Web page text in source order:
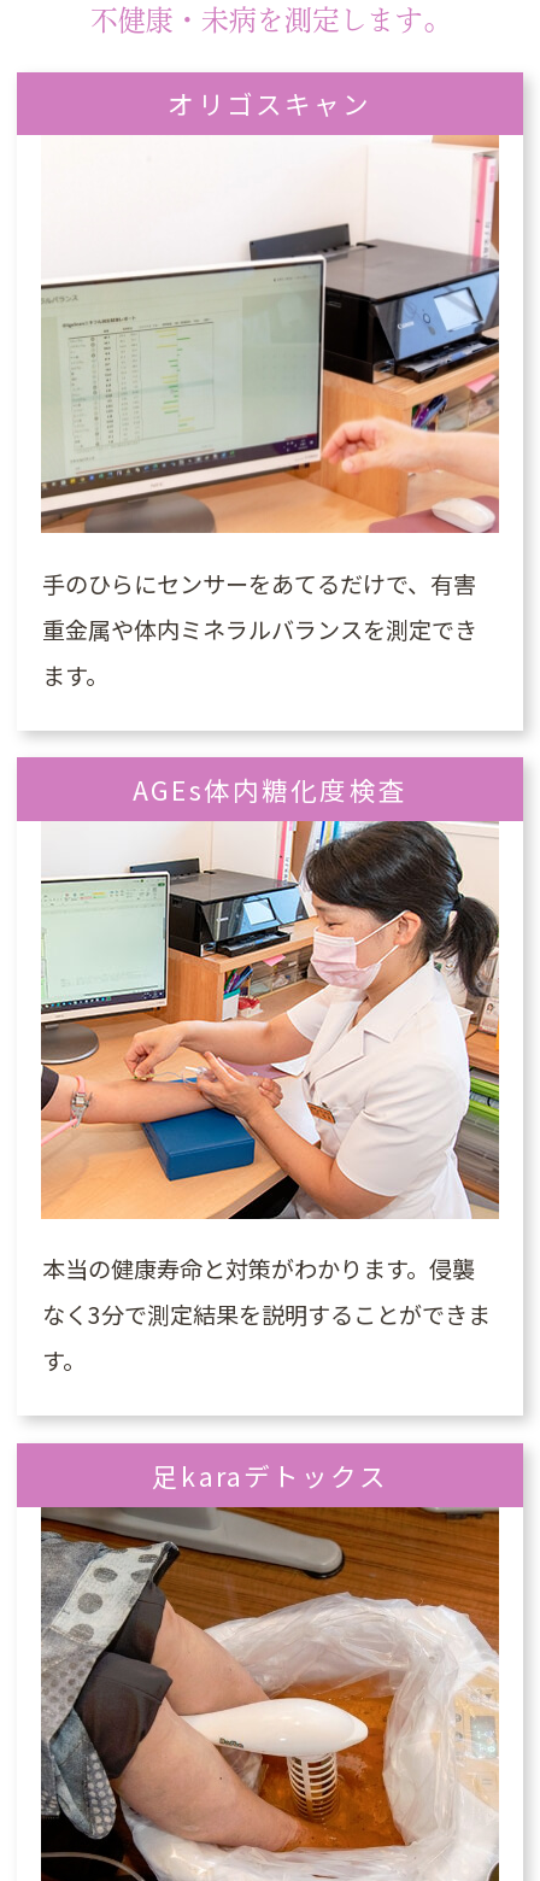
不健康・未病を測定します。
オリゴスキャン
手のひらにセンサーをあてるだけで、有害
重金属や体内ミネラルバランスを測定でき
ます。
AGEs体内糖化度検査
本当の健康寿命と対策がわかります。侵襲
なく3分で測定結果を説明することができま
す。
足karaデトックス